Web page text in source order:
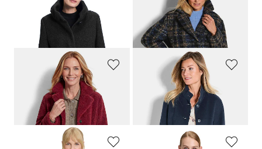
148,47 CHF
329,95 CHF
BARBARA LEBEK
Manteau en bouclette à carreaux
139,05 CHF309,00 CHF
Manteau en teddy ultradoux
329,00 CHF
GOLDNER
Manteau réversible
409,00 CHF